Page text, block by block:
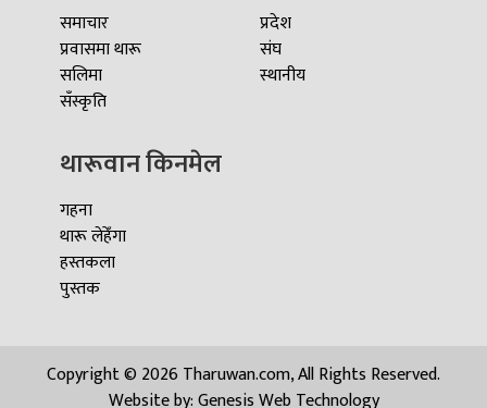
समाचार
प्रवासमा थारू
सलिमा
सँस्कृति
प्रदेश
संघ
स्थानीय
थारूवान किनमेल
गहना
थारू लेहेँगा
हस्तकला
पुस्तक
Copyright © 2026 Tharuwan.com, All Rights Reserved.
Website by:Genesis Web Technology